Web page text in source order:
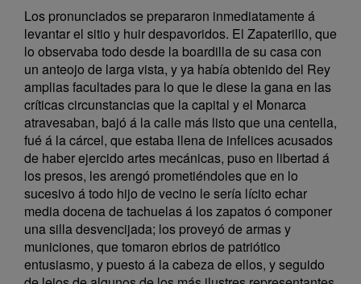
Los pronunciados se prepararon inmediatamente á
levantar el sitio y huir despavoridos. El Zapaterillo, que
lo observaba todo desde la boardilla de su casa con
un anteojo de larga vista, y ya había obtenido del Rey
amplias facultades para lo que le diese la gana en las
críticas circunstancias que la capital y el Monarca
atravesaban, bajó á la calle más listo que una centella,
fué á la cárcel, que estaba llena de infelices acusados
de haber ejercido artes mecánicas, puso en libertad á
los presos, les arengó prometiéndoles que en lo
sucesivo á todo hijo de vecino le sería lícito echar
media docena de tachuelas á los zapatos ó componer
una silla desvencijada; los proveyó de armas y
municiones, que tomaron ebrios de patriótico
entusiasmo, y puesto á la cabeza de ellos, y seguido